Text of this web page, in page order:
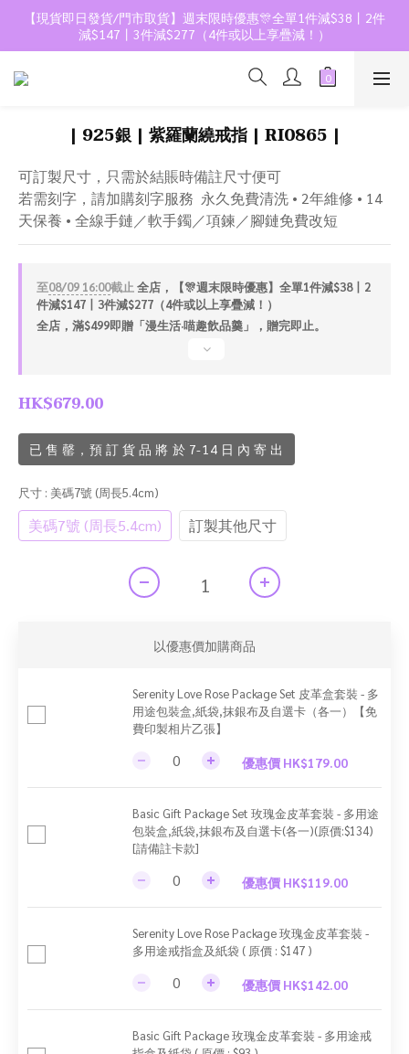
【現貨即日發貨/門市取貨】週末限時優惠🎊全單1件減$38丨2件
減$147丨3件減$277（4件或以上享疊減！）
| 925銀 | 紫羅蘭繞戒指 | RI0865 |
可訂製尺寸，只需於結賬時備註尺寸便可
若需刻字，請加購刻字服務  永久免費清洗 • 2年維修 • 14
天保養 • 全線手鏈／軟手鐲／項鍊／腳鏈免費改短
至08/09 16:00截止 全店，【🎊週末限時優惠】全單1件減$38丨2
件減$147丨3件減$277（4件或以上享疊減！）
全店，滿$499即贈「漫生活·喵趣飲品羹」，贈完即止。
HK$679.00
已 售 罄，預 訂 貨 品 將 於 7-14 日 內 寄 出
尺寸 : 美碼7號 (周長5.4cm)
美碼7號 (周長5.4cm) 訂製其他尺寸
以優惠價加購商品
Serenity Love Rose Package Set 皮革盒套裝 - 多
用途包裝盒,紙袋,抹銀布及自選卡（各一）【免
費印製相片乙張】
優惠價 HK$179.00
Basic Gift Package Set 玫瑰金皮革套裝 - 多用途
包裝盒,紙袋,抹銀布及自選卡(各一)(原價:$134)
[請備註卡款]
優惠價 HK$119.00
Serenity Love Rose Package 玫瑰金皮革套裝 -
多用途戒指盒及紙袋 ( 原價 : $147 )
優惠價 HK$142.00
Basic Gift Package 玫瑰金皮革套裝 - 多用途戒